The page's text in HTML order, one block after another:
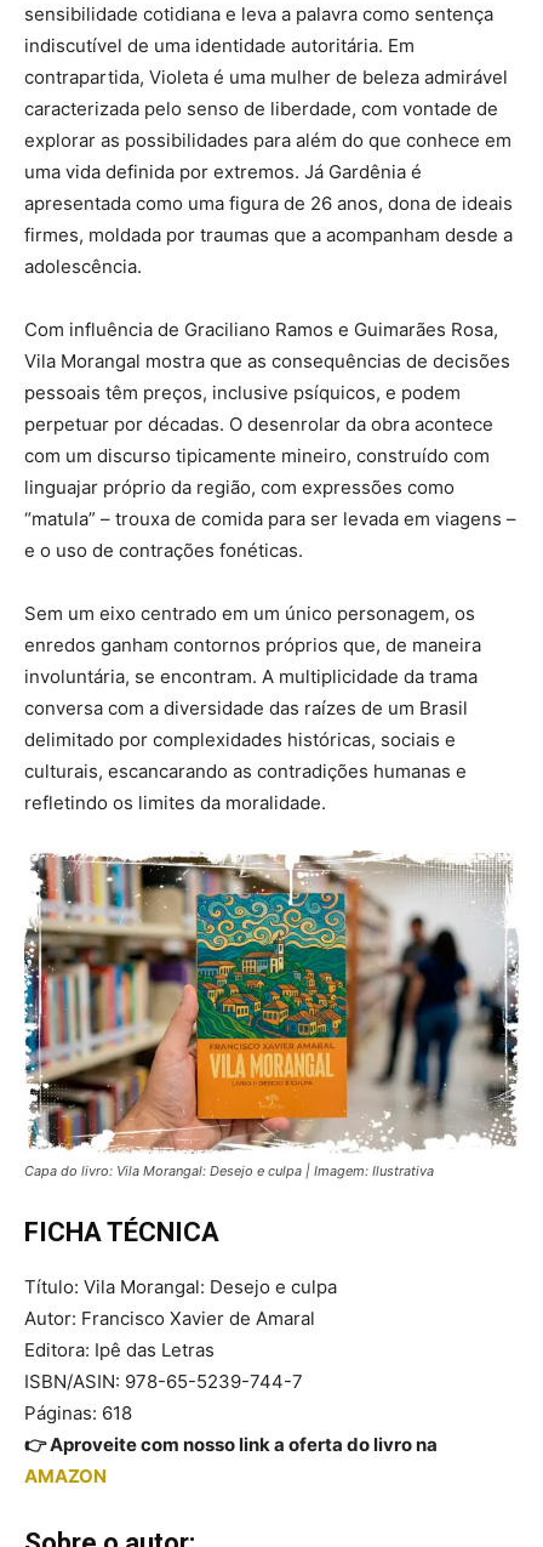
sensibilidade cotidiana e leva a palavra como sentença
indiscutível de uma identidade autoritária. Em
contrapartida, Violeta é uma mulher de beleza admirável
caracterizada pelo senso de liberdade, com vontade de
explorar as possibilidades para além do que conhece em
uma vida definida por extremos. Já Gardênia é
apresentada como uma figura de 26 anos, dona de ideais
firmes, moldada por traumas que a acompanham desde a
adolescência.
Com influência de Graciliano Ramos e Guimarães Rosa,
Vila Morangal mostra que as consequências de decisões
pessoais têm preços, inclusive psíquicos, e podem
perpetuar por décadas. O desenrolar da obra acontece
com um discurso tipicamente mineiro, construído com
linguajar próprio da região, com expressões como
“matula” – trouxa de comida para ser levada em viagens –
e o uso de contrações fonéticas.
Sem um eixo centrado em um único personagem, os
enredos ganham contornos próprios que, de maneira
involuntária, se encontram. A multiplicidade da trama
conversa com a diversidade das raízes de um Brasil
delimitado por complexidades históricas, sociais e
culturais, escancarando as contradições humanas e
refletindo os limites da moralidade.
Capa do livro: Vila Morangal: Desejo e culpa | Imagem: Ilustrativa
FICHA TÉCNICA
Título: Vila Morangal: Desejo e culpa
Autor: Francisco Xavier de Amaral
Editora: Ipê das Letras
ISBN/ASIN: 978-65-5239-744-7
Páginas: 618
👉 Aproveite com nosso link a oferta do livro na
AMAZON